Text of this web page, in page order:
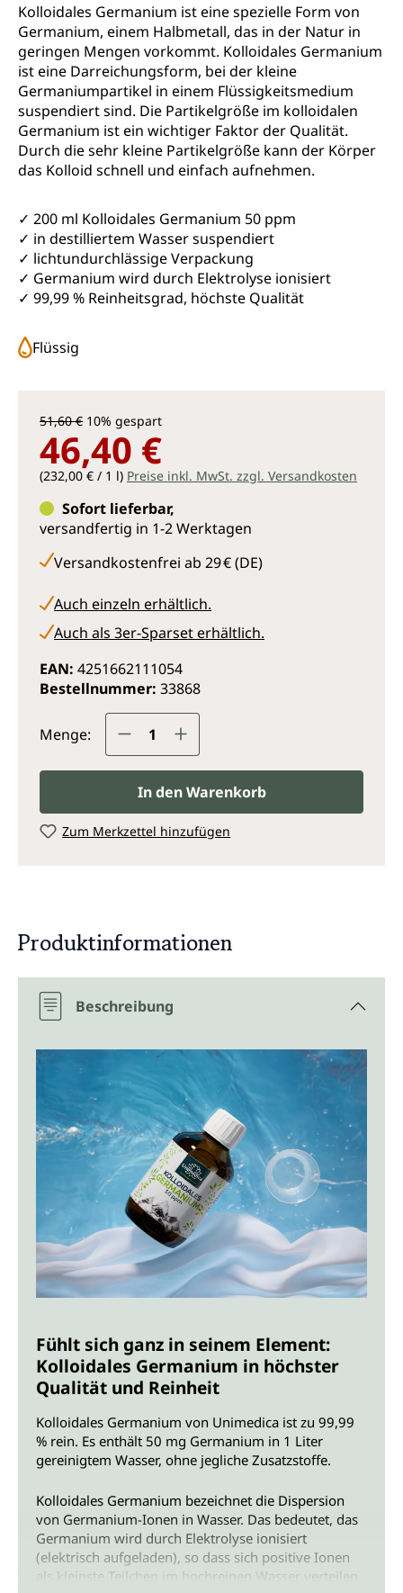
Kolloidales Germanium ist eine spezielle Form von
Germanium, einem Halbmetall, das in der Natur in
geringen Mengen vorkommt. Kolloidales Germanium
ist eine Darreichungsform, bei der kleine
Germaniumpartikel in einem Flüssigkeitsmedium
suspendiert sind. Die Partikelgröße im kolloidalen
Germanium ist ein wichtiger Faktor der Qualität.
Durch die sehr kleine Partikelgröße kann der Körper
das Kolloid schnell und einfach aufnehmen.
✓ 200 ml Kolloidales Germanium 50 ppm
✓ in destilliertem Wasser suspendiert
✓ lichtundurchlässige Verpackung
✓ Germanium wird durch Elektrolyse ionisiert
✓ 99,99 % Reinheitsgrad, höchste Qualität
Flüssig
51,60 € 10% gespart
46,40 €
(232,00 € / 1 l) Preise inkl. MwSt. zzgl. Versandkosten
Sofort lieferbar,
versandfertig in 1-2 Werktagen
Versandkostenfrei ab 29 € (DE)
Auch einzeln erhältlich.
Auch als 3er-Sparset erhältlich.
EAN: 4251662111054
Bestellnummer: 33868
Menge: Produkt Anzahl: Gib den
In den Warenkorb
Zum Merkzettel hinzufügen
Produktinformationen
Beschreibung
Fühlt sich ganz in seinem Element:
Kolloidales Germanium in höchster
Qualität und Reinheit
Kolloidales Germanium von Unimedica ist zu 99,99
% rein. Es enthält 50 mg Germanium in 1 Liter
gereinigtem Wasser, ohne jegliche Zusatzstoffe.
Kolloidales Germanium bezeichnet die Dispersion
von Germanium-Ionen in Wasser. Das bedeutet, das
Germanium wird durch Elektrolyse ionisiert
(elektrisch aufgeladen), so dass sich positive Ionen
als kleinste Teilchen im hochreinen Wasser verteilen.